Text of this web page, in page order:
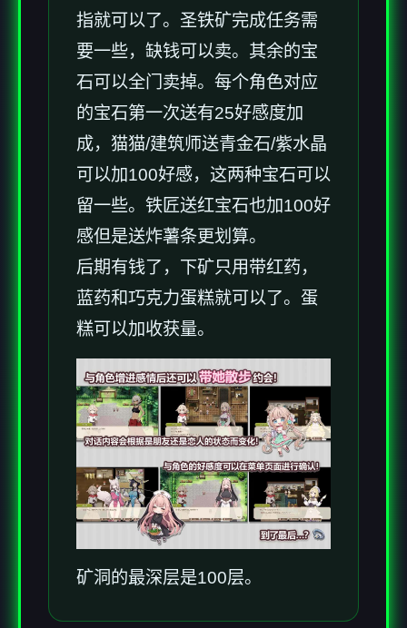
指就可以了。圣铁矿完成任务需
要一些，缺钱可以卖。其余的宝
石可以全门卖掉。每个角色对应
的宝石第一次送有25好感度加
成，猫猫/建筑师送青金石/紫水晶
可以加100好感，这两种宝石可以
留一些。铁匠送红宝石也加100好
感但是送炸薯条更划算。
后期有钱了，下矿只用带红药，
蓝药和巧克力蛋糕就可以了。蛋
糕可以加收获量。
矿洞的最深层是100层。